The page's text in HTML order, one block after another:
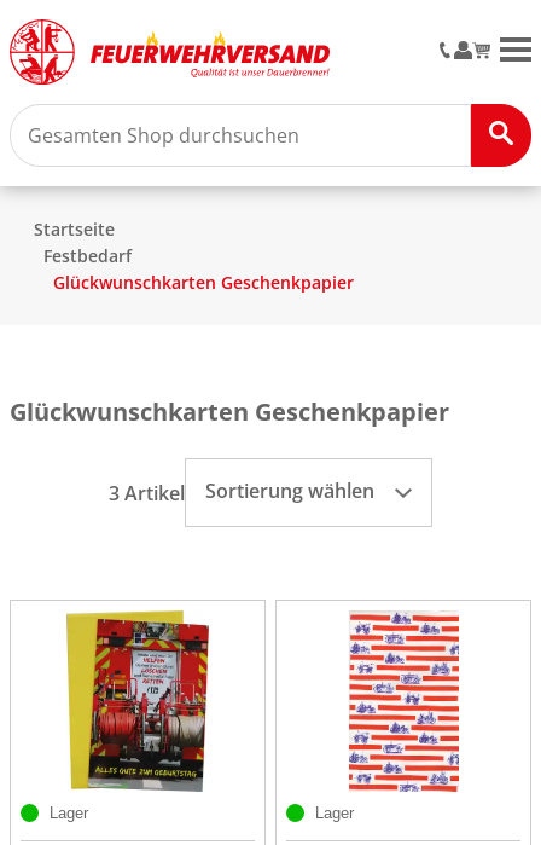
Startseite
Festbedarf
Glückwunschkarten Geschenkpapier
Glückwunschkarten Geschenkpapier
3 Artikel Sortierung wählen
Lager Lager